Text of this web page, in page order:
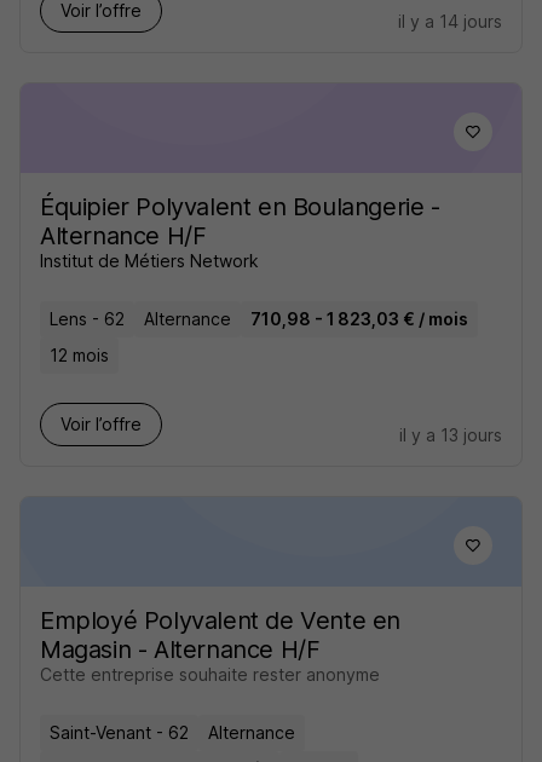
Voir l’offre
il y a 14 jours
Équipier Polyvalent en Boulangerie -
Alternance H/F
Institut de Métiers Network
Lens - 62 Alternance
710,98 - 1 823,03 € / mois
12 mois
Voir l’offre
il y a 13 jours
Employé Polyvalent de Vente en
Magasin - Alternance H/F
Cette entreprise souhaite rester anonyme
Saint-Venant - 62
Alternance